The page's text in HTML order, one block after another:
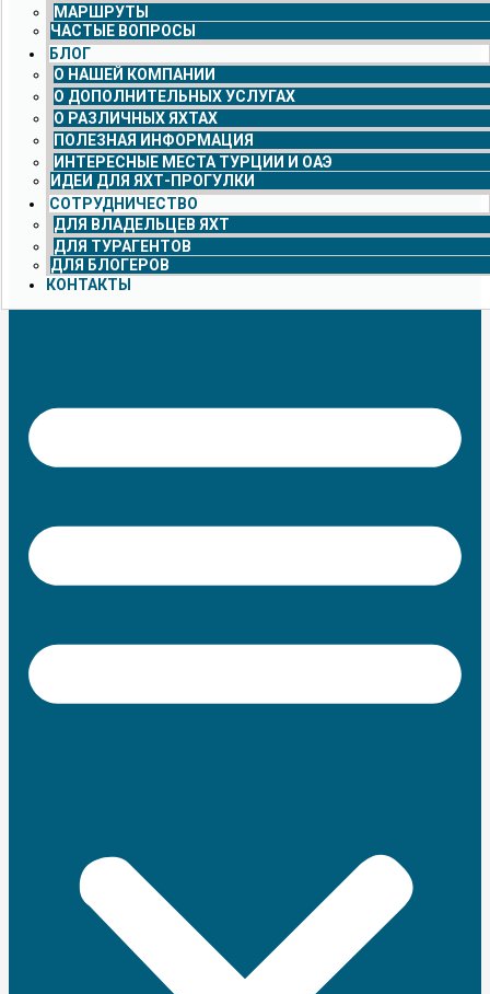
МАРШРУТЫ
ЧАСТЫЕ ВОПРОСЫ
БЛОГ
О НАШЕЙ КОМПАНИИ
О ДОПОЛНИТЕЛЬНЫХ УСЛУГАХ
О РАЗЛИЧНЫХ ЯХТАХ
ПОЛЕЗНАЯ ИНФОРМАЦИЯ
ИНТЕРЕСНЫЕ МЕСТА ТУРЦИИ И ОАЭ
ИДЕИ ДЛЯ ЯХТ-ПРОГУЛКИ
СОТРУДНИЧЕСТВО
ДЛЯ ВЛАДЕЛЬЦЕВ ЯХТ
ДЛЯ ТУРАГЕНТОВ
ДЛЯ БЛОГЕРОВ
КОНТАКТЫ